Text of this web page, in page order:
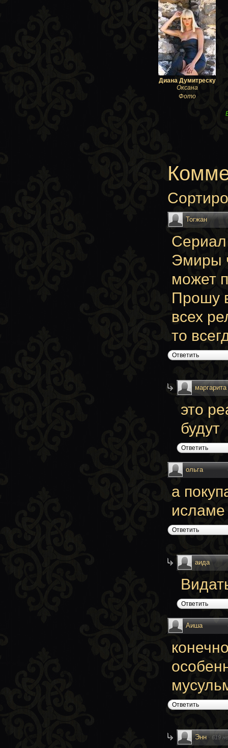
Диана Думитреску
Оксана
Фото
Тогжан
Сериал
Эмиры
может
Прошу
всех
то
Ответить
маргарита
это
будут
Ответить
ольга
а
исламе
Ответить
аида
Ответить
Аиша
Ответить
Энн · 619